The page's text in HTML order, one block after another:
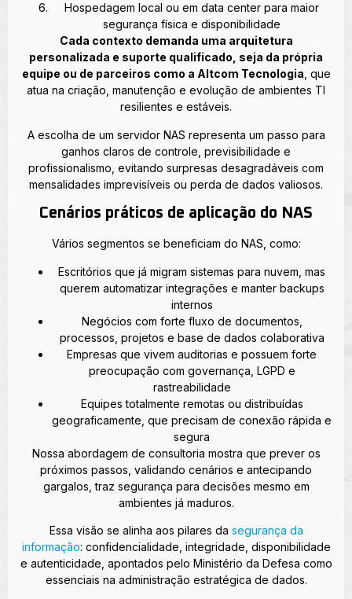
Hospedagem local ou em data center para maior
segurança física e disponibilidade
Cada contexto demanda uma arquitetura
personalizada e suporte qualificado, seja da própria
equipe ou de parceiros como a Altcom Tecnologia , que
atua na criação, manutenção e evolução de ambientes TI
resilientes e estáveis.
A escolha de um servidor NAS representa um passo para
ganhos claros de controle, previsibilidade e
profissionalismo, evitando surpresas desagradáveis com
mensalidades imprevisíveis ou perda de dados valiosos.
Cenários práticos de aplicação do NAS
Vários segmentos se beneficiam do NAS, como:
Escritórios que já migram sistemas para nuvem, mas
querem automatizar integrações e manter backups
internos
Negócios com forte fluxo de documentos,
processos, projetos e base de dados colaborativa
Empresas que vivem auditorias e possuem forte
preocupação com governança, LGPD e
rastreabilidade
Equipes totalmente remotas ou distribuídas
geograficamente, que precisam de conexão rápida e
segura
Nossa abordagem de consultoria mostra que prever os
próximos passos, validando cenários e antecipando
gargalos, traz segurança para decisões mesmo em
ambientes já maduros.
Essa visão se alinha aos pilares da segurança da
informação: confidencialidade, integridade, disponibilidade
e autenticidade, apontados pelo Ministério da Defesa como
essenciais na administração estratégica de dados.